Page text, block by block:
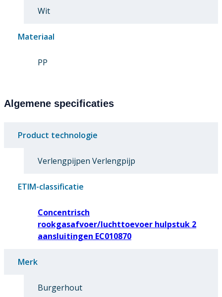
Wit
Materiaal
PP
Algemene specificaties
Product technologie
Verlengpijpen Verlengpijp
ETIM-classificatie
Concentrisch
rookgasafvoer/luchttoevoer hulpstuk 2
aansluitingen EC010870
Merk
Burgerhout